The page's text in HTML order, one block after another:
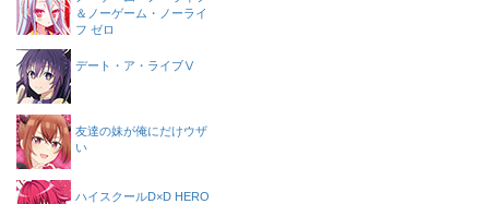
＆ノーゲーム・ノーライ
フ ゼロ
デート・ア・ライブⅤ
友達の妹が俺にだけウザ
い
ハイスクールD×D HERO